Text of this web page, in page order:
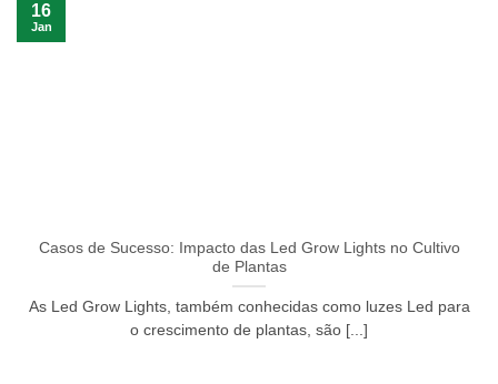
Casos de Sucesso: Impacto das Led Grow Lights no Cultivo
de Plantas
As Led Grow Lights, também conhecidas como luzes Led para
o crescimento de plantas, são [...]
16
Jan